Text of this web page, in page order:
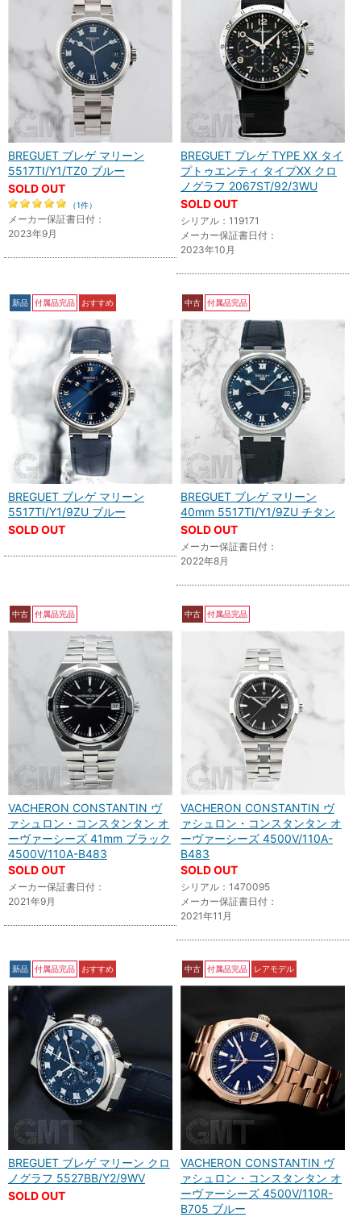
BREGUET ブレゲ マリーン
5517TI/Y1/TZ0 ブルー
SOLD OUT
（1件）
メーカー保証書日付：
2023年9月
BREGUET ブレゲ TYPE XX タイ
プトゥエンティ タイプXX クロ
ノグラフ 2067ST/92/3WU
SOLD OUT
シリアル：119171
メーカー保証書日付：
2023年10月
新品 付属品完品 おすすめ
BREGUET ブレゲ マリーン
5517TI/Y1/9ZU ブルー
SOLD OUT
中古 付属品完品
BREGUET ブレゲ マリーン
40mm 5517TI/Y1/9ZU チタン
SOLD OUT
メーカー保証書日付：
2022年8月
中古 付属品完品
VACHERON CONSTANTIN ヴ
ァシュロン・コンスタンタン オ
ーヴァーシーズ 41mm ブラック
4500V/110A-B483
SOLD OUT
メーカー保証書日付：
2021年9月
中古 付属品完品
VACHERON CONSTANTIN ヴ
ァシュロン・コンスタンタン オ
ーヴァーシーズ 4500V/110A-
B483
SOLD OUT
シリアル：1470095
メーカー保証書日付：
2021年11月
新品 付属品完品 おすすめ
BREGUET ブレゲ マリーン クロ
ノグラフ 5527BB/Y2/9WV
SOLD OUT
中古 付属品完品 レアモデル
VACHERON CONSTANTIN ヴ
ァシュロン・コンスタンタン オ
ーヴァーシーズ 4500V/110R-
B705 ブルー